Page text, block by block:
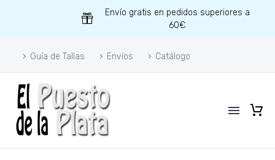
Envío gratis en pedidos superiores a
60€
Guía de Tallas Envíos Catálogo